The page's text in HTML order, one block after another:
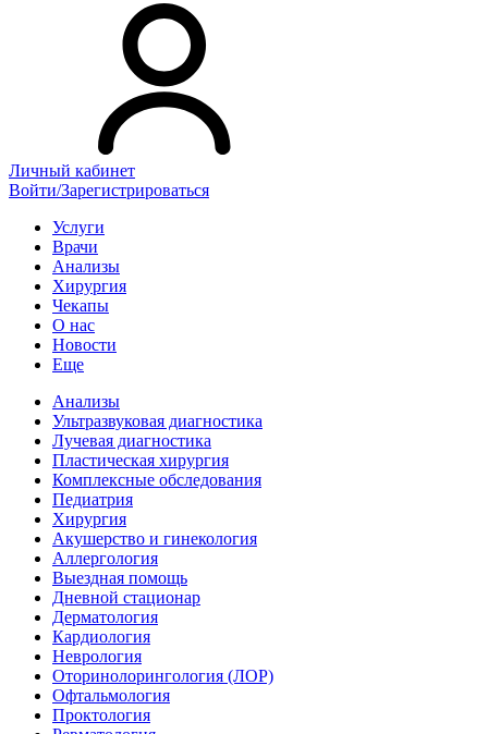
Личный кабинет
Войти/Зарегистрироваться
Услуги
Врачи
Анализы
Хирургия
Чекапы
О нас
Новости
Еще
Анализы
Ультразвуковая диагностика
Лучевая диагностика
Пластическая хирургия
Комплексные обследования
Педиатрия
Хирургия
Акушерство и гинекология
Аллергология
Выездная помощь
Дневной стационар
Дерматология
Кардиология
Неврология
Оторинолорингология (ЛОР)
Офтальмология
Проктология